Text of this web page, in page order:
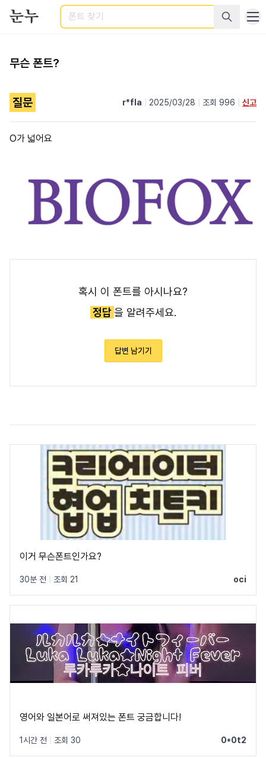
검색
무슨 폰트?
질문 r*fla 2025/03/28 조회 996 신고
O가 넓어요
혹시 이 폰트를 아시나요?
정답을 알려주세요.
답변 남기기
이거 무슨폰트인가요?
30분 전 조회 21 oci
영어와 일본어로 써져있는 폰트 궁금합니다!
1시간 전 조회 30 0*0t2